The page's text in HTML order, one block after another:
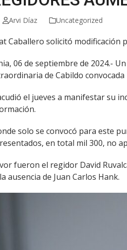
Arvi Díaz Uncategorized
Caballero solicitó
06 de septiembre de 2024.-
de Cabildo
el jueves a manifestar su
solo se convocó para este
en total mil 300, no
fueron el regidor David
ausencia de Juan Carlos Hank.